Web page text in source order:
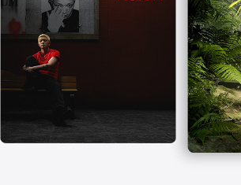
打
开)